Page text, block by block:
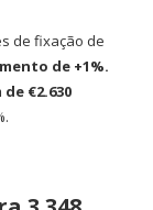
de fixação de
de +1%.
€2.630